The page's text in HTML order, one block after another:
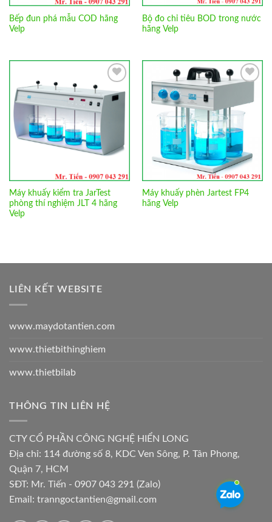
Bếp đun phá mẫu COD hãng
Velp
Bộ đo chỉ tiêu BOD trong nước
hãng Velp
Add to
Wishlist
Máy khuấy kiểm tra JarTest
phòng thí nghiệm JLT 4 hãng
Velp
Máy khuấy phèn Jartest FP4
hãng Velp
LIÊN KẾT WEBSITE
www.maydotantien.com
www.thietbithinghiem
www.thietbilab
THÔNG TIN LIÊN HỆ
CTY CỔ PHẦN CÔNG NGHỆ HIỂN LONG
Địa chỉ: 114 đường số 8, KDC Ven Sông, P. Tân Phong,
Quận 7, HCM
SĐT: Mr. Tiến - 0907 043 291 (Zalo)
Email: tranngoctantien@gmail.com